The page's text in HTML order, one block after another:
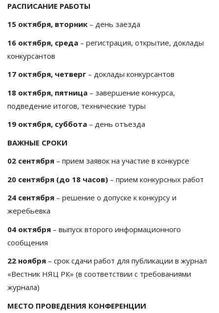
РАСПИСАНИЕ РАБОТЫ
15 октября, вторник – день заезда
16 октября, среда – регистрация, открытие, доклады
конкурсантов
17 октября, четверг – доклады конкурсантов
18 октября, пятница – завершение конкурса,
подведение итогов, технические туры
19 октября, суббота – день отъезда
ВАЖНЫЕ СРОКИ
02 сентября – прием заявок на участие в конкурсе
20 сентября (до 18 часов) – прием конкурсных работ
24 сентября – решение о допуске к конкурсу и
жеребьевка
04 октября – выпуск второго информационного
сообщения
22 ноября – срок сдачи работ для публикации в журнал
«Вестник НЯЦ РК» (в соответствии с требованиями
журнала)
МЕСТО ПРОВЕДЕНИЯ КОНФЕРЕНЦИИ